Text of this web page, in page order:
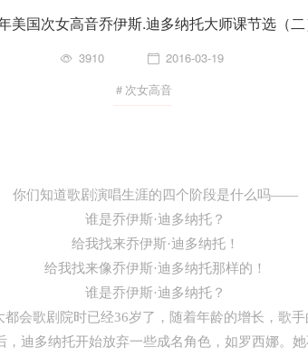
美国次女高音乔伊斯.迪多纳托大师课节选（二
3910
2016-03-19
＃次女高音
们知道歌剧演唱生涯的四个阶段是什么吗——
谁是乔伊斯·迪多纳托？
给我找来乔伊斯·迪多纳托！
给我找来像乔伊斯·迪多纳托那样的！
谁是乔伊斯·迪多纳托？
歌剧院时已经36岁了，随着年龄的增长，歌
迪多纳托开始放弃一些成名角色，如罗西娜。